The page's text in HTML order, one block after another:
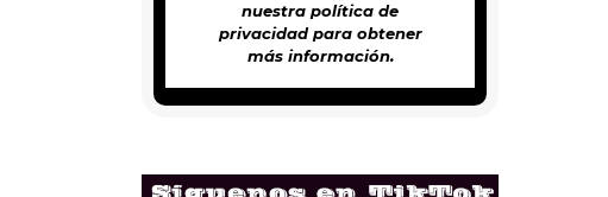
nuestra política de
privacidadpara obtener
más información.